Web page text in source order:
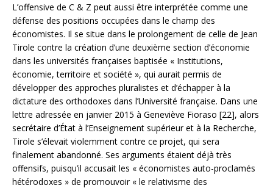
L’offensive de C & Z peut aussi être interprétée comme une
défense des positions occupées dans le champ des
économistes. Il se situe dans le prolongement de celle de Jean
Tirole contre la création d’une deuxième section d’économie
dans les universités françaises baptisée « Institutions,
économie, territoire et société », qui aurait permis de
développer des approches pluralistes et d’échapper à la
dictature des orthodoxes dans l’Université française. Dans une
lettre adressée en janvier 2015 à Geneviève Fioraso [22], alors
secrétaire d’État à l’Enseignement supérieur et à la Recherche,
Tirole s’élevait violemment contre ce projet, qui sera
finalement abandonné. Ses arguments étaient déjà très
offensifs, puisqu’il accusait les « économistes auto-proclamés
hétérodoxes » de promouvoir « le relativisme des